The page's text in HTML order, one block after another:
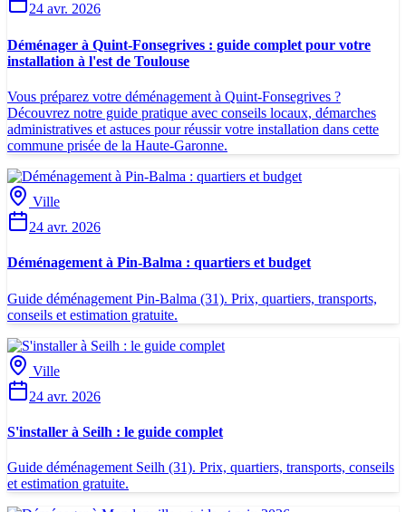
24 avr. 2026
Déménager à Quint-Fonsegrives : guide complet pour votre
installation à l'est de Toulouse
Vous préparez votre déménagement à Quint-Fonsegrives ?
Découvrez notre guide pratique avec conseils locaux, démarches
administratives et astuces pour réussir votre installation dans cette
commune prisée de la Haute-Garonne.
Ville
24 avr. 2026
Déménagement à Pin-Balma : quartiers et budget
Guide déménagement Pin-Balma (31). Prix, quartiers, transports,
conseils et estimation gratuite.
Ville
24 avr. 2026
S'installer à Seilh : le guide complet
Guide déménagement Seilh (31). Prix, quartiers, transports, conseils
et estimation gratuite.